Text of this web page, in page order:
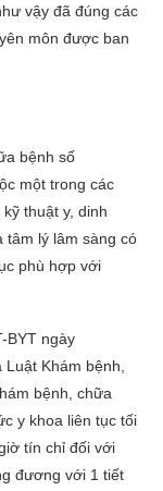
vậy đã đúng các
môn được ban
bệnh số
một trong các
thuật y, dinh
tâm lý lâm sàng có
phù hợp với
BYT ngày
Khám bệnh,
bệnh, chữa
y khoa liên tục tối
tín chỉ đối với
đương với 1 tiết